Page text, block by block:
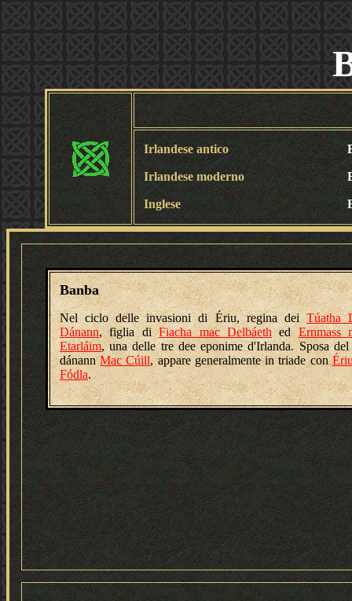
Irlandese antico
Irlandese moderno
Inglese
Banba
Nel ciclo delle invasioni di Ériu, regina deiTúatha
Dánann, figlia diFiacha mac DelbáethedErnmass
Etarláim, una delle tre dee eponime d'Irlanda. Sposa del
dánannMac Cúill, appare generalmente in triade con
Fódla.